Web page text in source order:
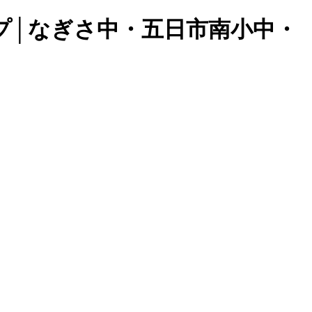
なぎさ中・五日市南小中・